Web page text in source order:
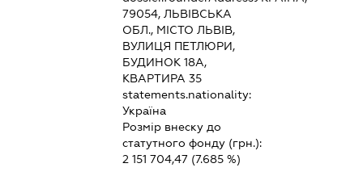
79054, ЛЬВІВСЬКА
ОБЛ., МІСТО ЛЬВІВ,
ВУЛИЦЯ ПЕТЛЮРИ,
БУДИНОК 18А,
КВАРТИРА 35
statements.nationality:
Україна
Розмір внеску до
статутного фонду (грн.):
2 151 704,47(7.685 %)